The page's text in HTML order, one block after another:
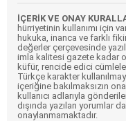
İÇERİK VE ONAY
hürriyetinin kullanımı için
hukuka, inanca ve farklı
değerler çerçevesinde
imla kalitesi gazete kadar
küfür, rencide edici
Türkçe karakter
içeriğine bakılmaksızın
kullanıcı adlarıyla
dışında yazılan yorumlar
onaylanmamaktadır.